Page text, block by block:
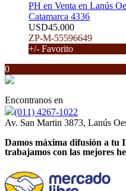
PH en Venta en Lanús
Catamarca 4336
USD45.000
ZP-M-55596649
+/- Favorito
0
Encontranos en
(011) 4267-1022
Av. San Martin 3873, Lanús
Damos máxima difusión a tu
trabajamos con las mejores